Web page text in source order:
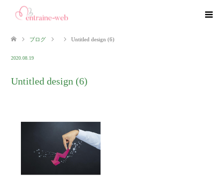
ブログ Untitled design (6)
2020.08.19
Untitled design (6)